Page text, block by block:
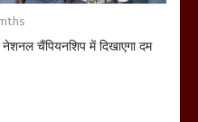
पर लात मार कर होलिका को किया
वालों के साथ की गई गाली
नेशनल चैंपियनशिप में दिखाएगा दम